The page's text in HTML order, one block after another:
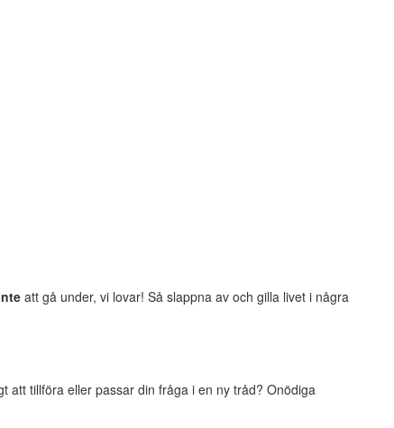
att gå under, vi lovar! Så slappna av och gilla livet i några
att tillföra eller passar din fråga i en ny tråd? Onödiga